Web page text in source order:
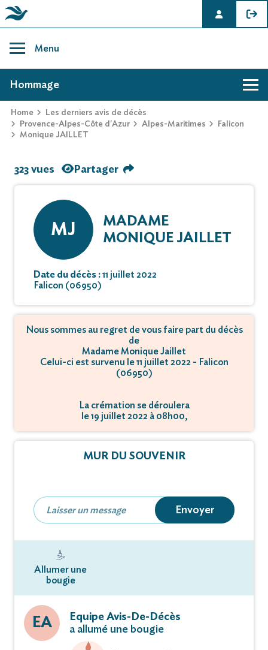
content
Menu
AVIS DE DÉCÈS DE MONIQUE JAILLET
Home
Les derniers avis de décès
Provence-Alpes-Côte d'Azur
Alpes-Maritimes
Falicon
Monique JAILLET
Hommage
323 vues Partager
MJ
MADAME
MONIQUE JAILLET
Date du décès :11 juillet 2022
Falicon (06950)
Nous sommes au regret de vous faire part du décès
de
Madame Monique Jaillet
Celui-ci est survenu le 11 juillet 2022 - Falicon
(06950)
La crémation se déroulera
le 19 juillet 2022 à 08h00,
MUR DU SOUVENIR
Envoyer
Allumer une
bougie
EA
Equipe Avis-De-Décès
a allumé une bougie